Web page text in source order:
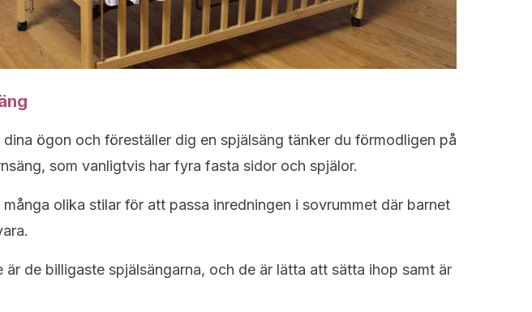
dina ögon och föreställer dig en spjälsäng tänker du förmodligen på
som vanligtvis har fyra fasta sidor och spjälor.
många olika stilar för att passa inredningen i sovrummet där barnet
är de billigaste spjälsängarna, och de är lätta att sätta ihop samt är